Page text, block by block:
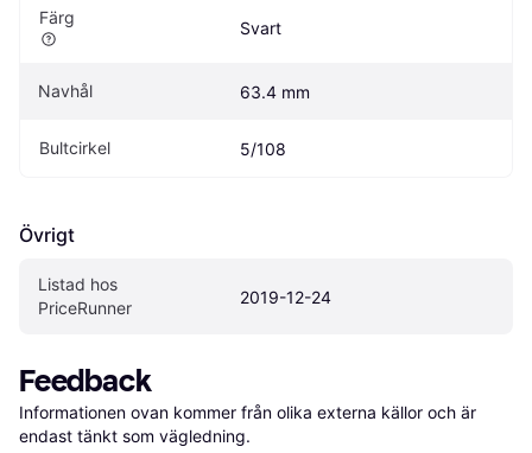
Färg
Svart
Navhål 63.4 mm
Bultcirkel 5/108
Övrigt
Listad hos
PriceRunner
2019-12-24
Feedback
Informationen ovan kommer från olika externa källor och är
endast tänkt som vägledning.